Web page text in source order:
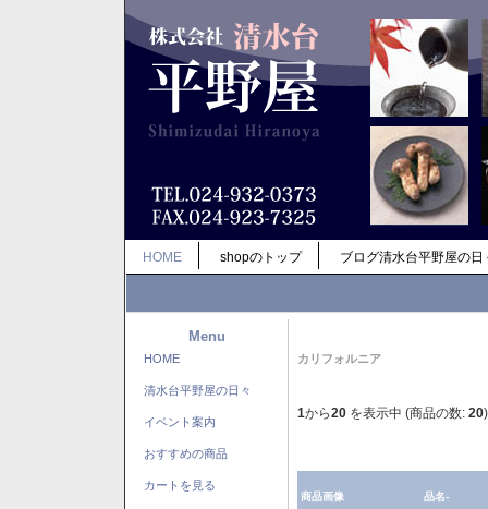
HOME shopのトップ ブログ清水台平野屋の日
Menu
HOME
清水台平野屋の日々
イベント案内
おすすめの商品
カートを見る
カリフォルニア
1から20 を表示中 (商品の数: 20)
商品画像 品名-